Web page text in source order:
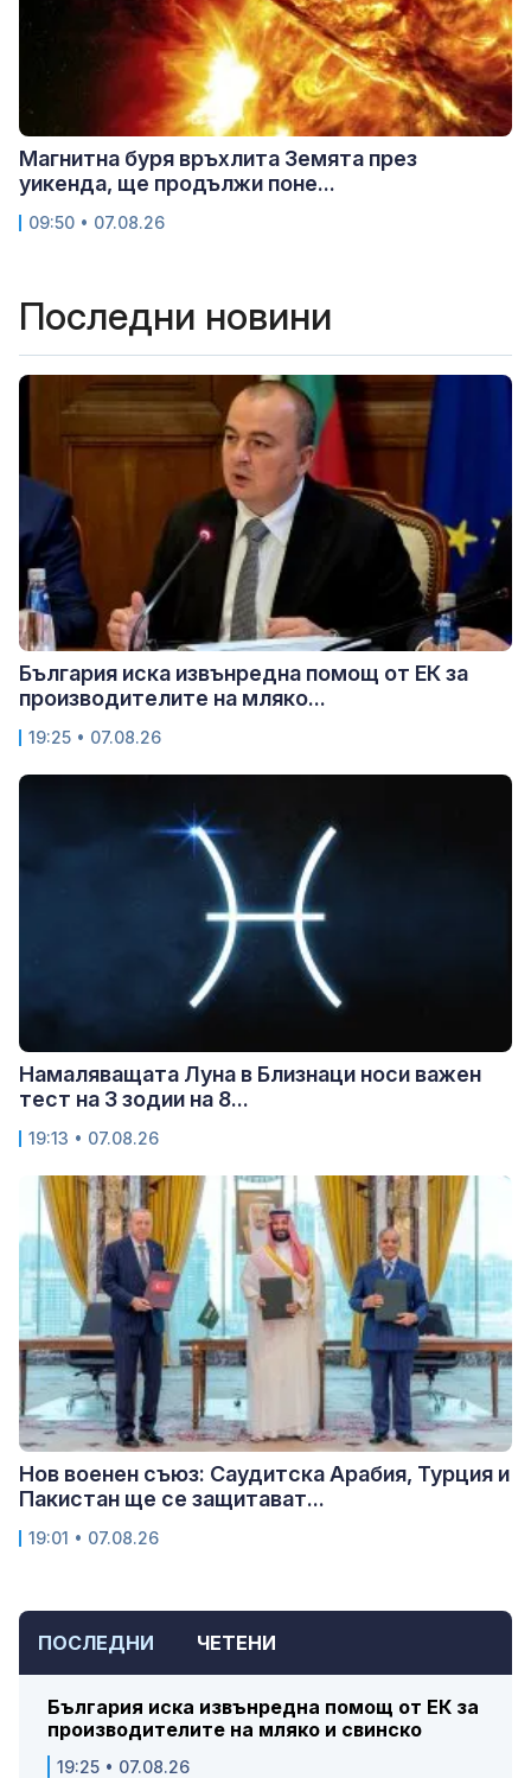
ПОСЛЕДНИ ЧЕТЕНИ
България иска извънредна помощ от ЕК за
производителите на мляко и свинско
19:25 • 07.08.26
Магнитна буря връхлита Земята през
уикенда, ще продължи поне...
09:50 • 07.08.26
Последни новини
България иска извънредна помощ от ЕК за
производителите на мляко...
19:25 • 07.08.26
Намаляващата Луна в Близнаци носи важен
тест на 3 зодии на 8...
19:13 • 07.08.26
Нов военен съюз: Саудитска Арабия, Турция и
Пакистан ще се защитават...
19:01 • 07.08.26